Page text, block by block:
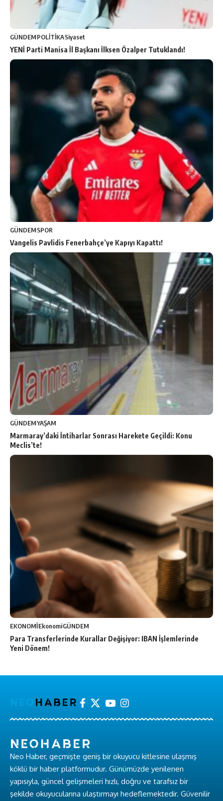
GÜNDEMPOLİTİKASiyaset
YENİ Parti Manisa İl Başkanı İlksen Özalper Tutuklandı!
GÜNDEMSPOR
Vangelis Pavlidis Fenerbahçe’ye Kapıyı Kapattı!
GÜNDEMYAŞAM
Marmaray’daki İntiharlar Sonrası Harekete Geçildi: Konu
Meclis’te!
EKONOMİEkonomiGÜNDEM
Para Transferlerinde Kurallar Değişiyor: IBAN İşlemlerinde
Yeni Dönem!
Neo Haber, geçmişte geniş bir okuyucu kitlesine ulaşmış
köklü bir haber platformudur. Günümüzde yenilenen
yapısıyla, güncel gelişmeleri hızlı, doğru ve tarafsız bir
şekilde okuyucularına ulaştırmayı hedeflemektedir. Güvenilir